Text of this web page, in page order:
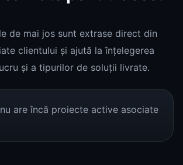
de mai jos sunt extrase direct din
clientului și ajută la înțelegerea
și a tipurilor de soluții livrate.
are încă proiecte active asociate